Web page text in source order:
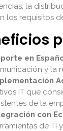
la
los requisitos
en
y la
IT que
de la
con
de TI